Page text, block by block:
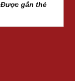
Được gắn thẻ